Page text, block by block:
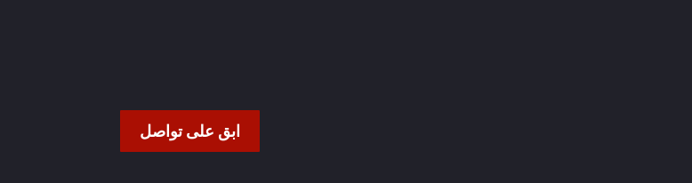
ابق على تواصل